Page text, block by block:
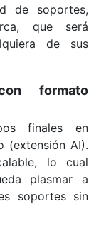
de soportes,
que será
de sus
formato
finales en
(extensión AI).
lo cual
plasmar a
soportes sin